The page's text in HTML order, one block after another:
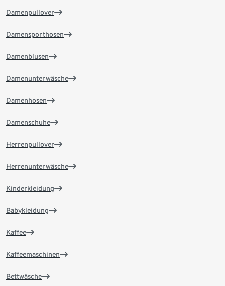
Damenpullover
Damensporthosen
Damenblusen
Damenunterwäsche
Damenhosen
Damenschuhe
Herrenpullover
Herrenunterwäsche
Kinderkleidung
Babykleidung
Kaffee
Kaffeemaschinen
Bettwäsche